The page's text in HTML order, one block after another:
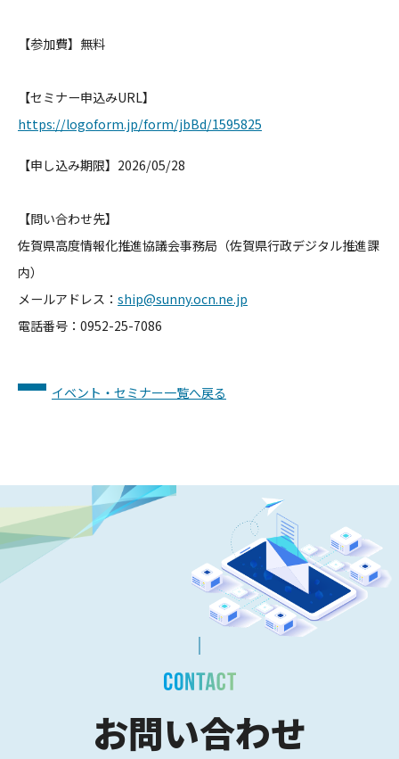
【参加費】 無料
【セミナー申込みURL】
https://logoform.jp/form/jbBd/1595825
【申し込み期限】 2026/05/28
【問い合わせ先】
佐賀県高度情報化推進協議会事務局（佐賀県行政デジタル推進課
内）
メールアドレス： ship@sunny.ocn.ne.jp
電話番号： 0952-25-7086
イベント・セミナー一覧へ戻る
お問い合わせ